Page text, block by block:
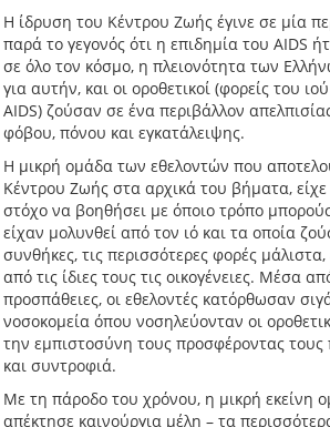
Η ίδρυση του Κέντρου Ζωής έγινε σε μία
παρά το γεγονός ότι η επιδημία του AIDS
σε όλο τον κόσμο, η πλειονότητα των
για αυτήν, και οι οροθετικοί (φορείς του
AIDS) ζούσαν σε ένα περιβάλλον
φόβου, πόνου και εγκατάλειψης.
Η μικρή ομάδα των εθελοντών που
Κέντρου Ζωής στα αρχικά του βήματα,
στόχο να βοηθήσει με όποιο τρόπο
είχαν μολυνθεί από τον ιό και τα οποία
συνθήκες, τις περισσότερες φορές
από τις ίδιες τους τις οικογένειες. Μέσα
προσπάθειες, οι εθελοντές κατόρθωσαν
νοσοκομεία όπου νοσηλεύονταν οι
την εμπιστοσύνη τους προσφέροντας
και συντροφιά.
Με τη πάροδο του χρόνου, η μικρή εκείνη
απέκτησε καινούργια μέλη – τα